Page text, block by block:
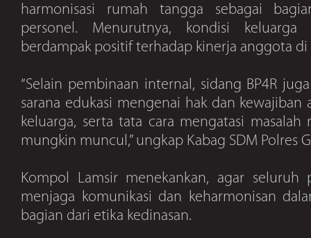
harmonisasi rumah tangga sebagai
personel. Menurutnya, kondisi
berdampak positif terhadap kinerja anggota di
“Selain pembinaan internal, sidang BP4R
sarana edukasi mengenai hak dan kewajiban
keluarga, serta tata cara mengatasi
mungkin muncul,” ungkap Kabag SDM Polres
Kompol Lamsir menekankan, agar seluruh
menjaga komunikasi dan keharmonisan
bagian dari etika kedinasan.